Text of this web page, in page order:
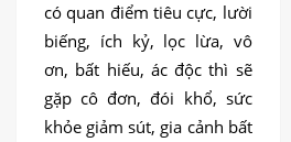
có quan điểm tiêu cực, lười
biếng, ích kỷ, lọc lừa, vô
ơn, bất hiếu, ác độc thì sẽ
gặp cô đơn, đói khổ, sức
khỏe giảm sút, gia cảnh bất